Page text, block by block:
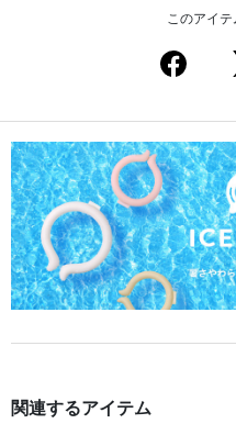
このアイ
関連するアイテム